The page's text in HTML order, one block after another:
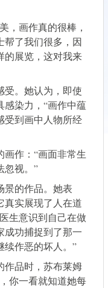
，画作真的很棒，
帮了我们很多，因
的展览，这对我来
受。她认为，即使
感染力，“画作中蕴
受到画中人物所经
作：“画面非常生
忽视。”
景的作品。她表
真实展现了人在道
生意识到自己在做
成功捕捉到了那一
续作恶的坏人。”
作品时，苏布莱姆
你一看就知道她每